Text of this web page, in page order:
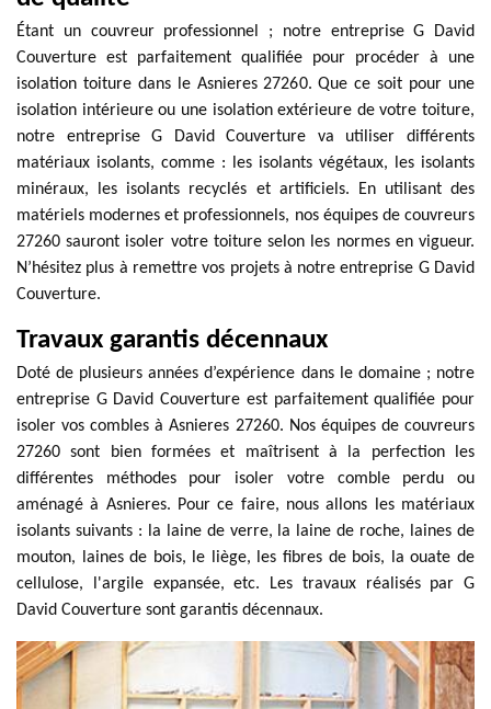
Étant un couvreur professionnel ; notre entreprise G David
Couverture est parfaitement qualifiée pour procéder à une
isolation toiture dans le Asnieres 27260. Que ce soit pour une
isolation intérieure ou une isolation extérieure de votre toiture,
notre entreprise G David Couverture va utiliser différents
matériaux isolants, comme : les isolants végétaux, les isolants
minéraux, les isolants recyclés et artificiels. En utilisant des
matériels modernes et professionnels, nos équipes de couvreurs
27260 sauront isoler votre toiture selon les normes en vigueur.
N’hésitez plus à remettre vos projets à notre entreprise G David
Couverture.
Travaux garantis décennaux
Doté de plusieurs années d’expérience dans le domaine ; notre
entreprise G David Couverture est parfaitement qualifiée pour
isoler vos combles à Asnieres 27260. Nos équipes de couvreurs
27260 sont bien formées et maîtrisent à la perfection les
différentes méthodes pour isoler votre comble perdu ou
aménagé à Asnieres. Pour ce faire, nous allons les matériaux
isolants suivants : la laine de verre, la laine de roche, laines de
mouton, laines de bois, le liège, les fibres de bois, la ouate de
cellulose, l'argile expansée, etc. Les travaux réalisés par G
David Couverture sont garantis décennaux.